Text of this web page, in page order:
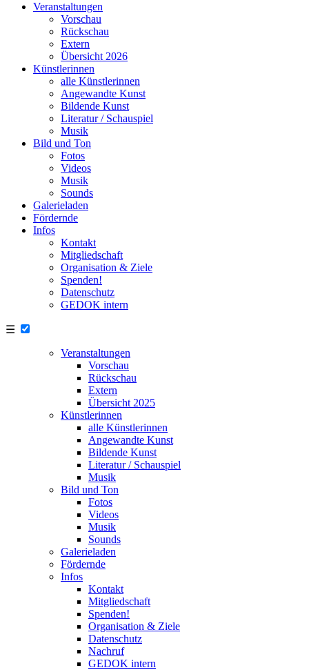
Veranstaltungen
Vorschau
Rückschau
Extern
Übersicht 2026
Künstlerinnen
alle Künstlerinnen
Angewandte Kunst
Bildende Kunst
Literatur / Schauspiel
Musik
Bild und Ton
Fotos
Videos
Musik
Sounds
Galerieladen
Fördernde
Infos
Kontakt
Mitgliedschaft
Organisation & Ziele
Spenden!
Datenschutz
GEDOK intern
☰
Veranstaltungen
Vorschau
Rückschau
Extern
Übersicht 2025
Künstlerinnen
alle Künstlerinnen
Angewandte Kunst
Bildende Kunst
Literatur / Schauspiel
Musik
Bild und Ton
Fotos
Videos
Musik
Sounds
Galerieladen
Fördernde
Infos
Kontakt
Mitgliedschaft
Spenden!
Organisation & Ziele
Datenschutz
Nachruf
GEDOK intern